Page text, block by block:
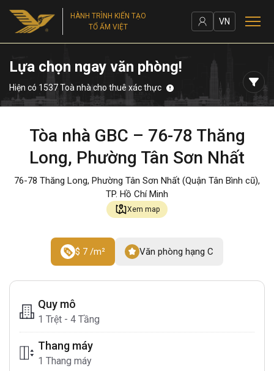
HÀNH TRÌNH KIẾN TẠO
TỔ ẤM VIỆT
VN
Lựa chọn ngay văn phòng!
Hiện có 1537 Toà nhà cho thuê xác thực
Tòa nhà GBC – 76-78 Thăng
Long, Phường Tân Sơn Nhất
76-78 Thăng Long, Phường Tân Sơn Nhất (Quận Tân Bình cũ),
TP. Hồ Chí Minh
Xem map
$ 7 /m² Văn phòng hạng C
Quy mô
1 Trệt - 4 Tầng
Thang máy
1 Thang máy